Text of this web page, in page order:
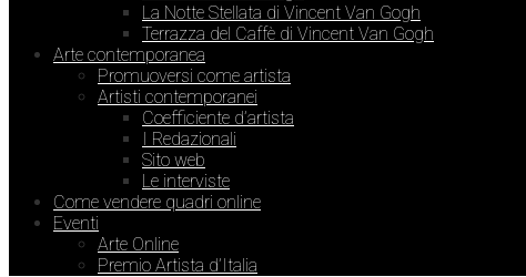
La Notte Stellata di Vincent Van Gogh
Terrazza del Caffè di Vincent Van Gogh
Arte contemporanea
Promuoversi come artista
Artisti contemporanei
Coefficiente d’artista
I Redazionali
Sito web
Le interviste
Come vendere quadri online
Eventi
Arte Online
Premio Artista d’Italia